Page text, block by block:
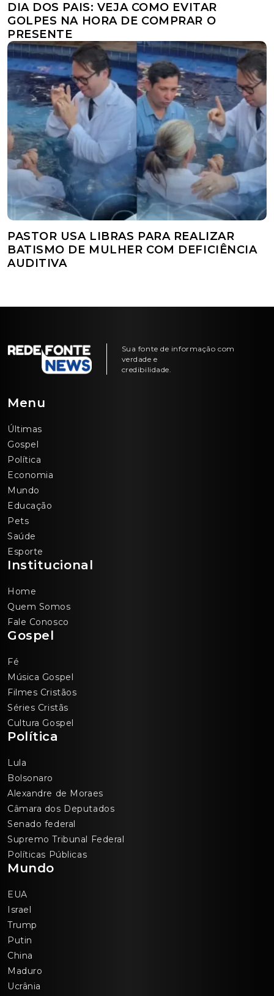
DIA DOS PAIS: VEJA COMO EVITAR
GOLPES NA HORA DE COMPRAR O
PRESENTE
PASTOR USA LIBRAS PARA REALIZAR
BATISMO DE MULHER COM DEFICIÊNCIA
AUDITIVA
Sua fonte de informação com
verdade e
credibilidade.
Menu
Últimas
Gospel
Política
Economia
Mundo
Educação
Pets
Saúde
Esporte
Institucional
Home
Quem Somos
Fale Conosco
Gospel
Fé
Música Gospel
Filmes Cristãos
Séries Cristãs
Cultura Gospel
Política
Lula
Bolsonaro
Alexandre de Moraes
Câmara dos Deputados
Senado federal
Supremo Tribunal Federal
Políticas Públicas
Mundo
EUA
Israel
Trump
Putin
China
Maduro
Ucrânia